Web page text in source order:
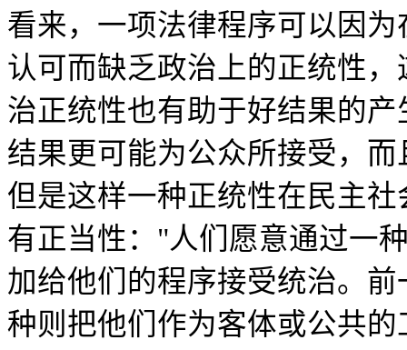
看来，一项法律程序可以因
认可而缺乏政治上的正统性
治正统性也有助于好结果的
结果更可能为公众所接受，
但是这样一种正统性在民主
有正当性："人们愿意通过一
加给他们的程序接受统治。
种则把他们作为客体或公共